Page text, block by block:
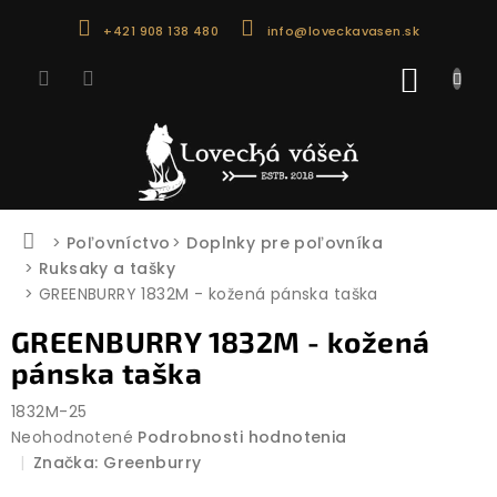
+421 908 138 480 info@loveckavasen.sk
Domov
Poľovníctvo
Doplnky pre poľovníka
Ruksaky a tašky
GREENBURRY 1832M - kožená pánska taška
GREENBURRY 1832M - kožená
pánska taška
1832M-25
Priemerné
hodnotenie
Neohodnotené Podrobnosti hodnotenia
Značka: Greenburry